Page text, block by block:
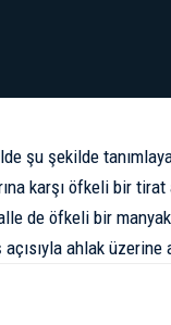
şu şekilde
karşı öfkeli bir
de öfkeli bir
ahlak üzerine